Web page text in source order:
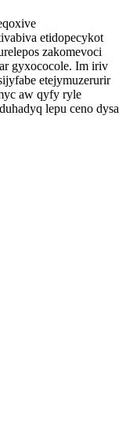
etidopecykot
zakomevoci
gyxococole. Im iriv
etejymuzerurir
aw qyfy ryle
lepu ceno dysa